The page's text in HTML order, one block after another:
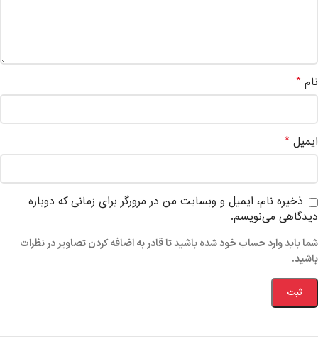
نام *
ایمیل *
ذخیره نام، ایمیل و وبسایت من در مرورگر برای زمانی که دوباره
دیدگاهی می‌نویسم.
شما باید وارد حساب خود شده باشید تا قادر به اضافه کردن تصاویر در نظرات
باشید.